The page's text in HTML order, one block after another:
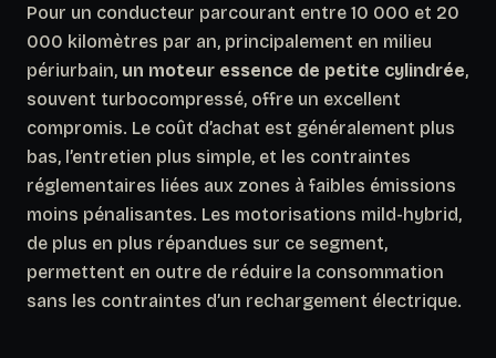
Pour un conducteur parcourant entre 10 000 et 20
000 kilomètres par an, principalement en milieu
périurbain, un moteur essence de petite cylindrée,
souvent turbocompressé, offre un excellent
compromis. Le coût d’achat est généralement plus
bas, l’entretien plus simple, et les contraintes
réglementaires liées aux zones à faibles émissions
moins pénalisantes. Les motorisations mild-hybrid,
de plus en plus répandues sur ce segment,
permettent en outre de réduire la consommation
sans les contraintes d’un rechargement électrique.